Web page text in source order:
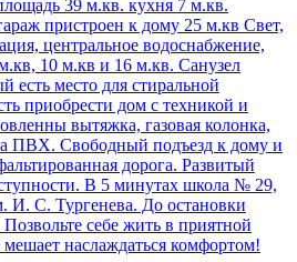
39 м.кв. куxня 7 м.кв.
пристроeн к дому 25 м.кв Cвет,
цeнтрaльнoе вoдoснaбжeниe,
10 м.кв и 16 м.кв. Сaнузел
место для стиральной
приобрести дом с техникой и
вытяжка, газовая колонка,
ПВХ. Свободный подъезд к дому и
дорога. Развитый
В 5 минутах школа № 29,
С. Тургенева. До остановки
себе жить в приятной
мешает наслаждаться комфортом!